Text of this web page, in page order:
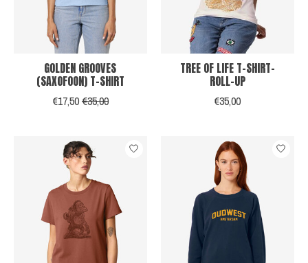
GOLDEN GROOVES
(SAXOFOON) T-SHIRT
€17,50€35,00
TREE OF LIFE T-SHIRT-
ROLL-UP
€35,00